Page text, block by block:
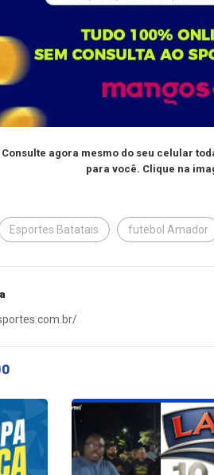
agora mesmo do seu celular
para você. Clique na
Esportes Batatais futebol Amador